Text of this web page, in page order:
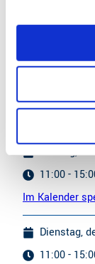
Im Kalender
Samstag,
Montag,
11:00 -
Im Kalender
Dienstag,
11:00 -